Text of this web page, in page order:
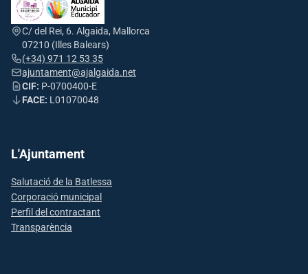
C/ del Rei, 6. Algaida, Mallorca
07210 (Illes Balears)
(+34) 971 12 53 35
ajuntament@ajalgaida.net
CIF: P-0700400-E
FACE: L01070048
L'Ajuntament
Salutació de la Batlessa
Corporació municipal
Perfil del contractant
Transparència